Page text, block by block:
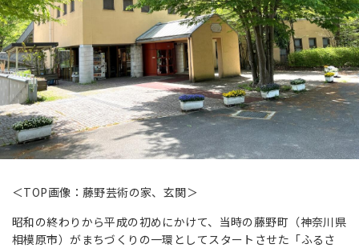
＜TOP画像：藤野芸術の家、玄関＞
昭和の終わりから平成の初めにかけて、当時の藤野町（神奈川県
相模原市）がまちづくりの一環としてスタートさせた「ふるさ